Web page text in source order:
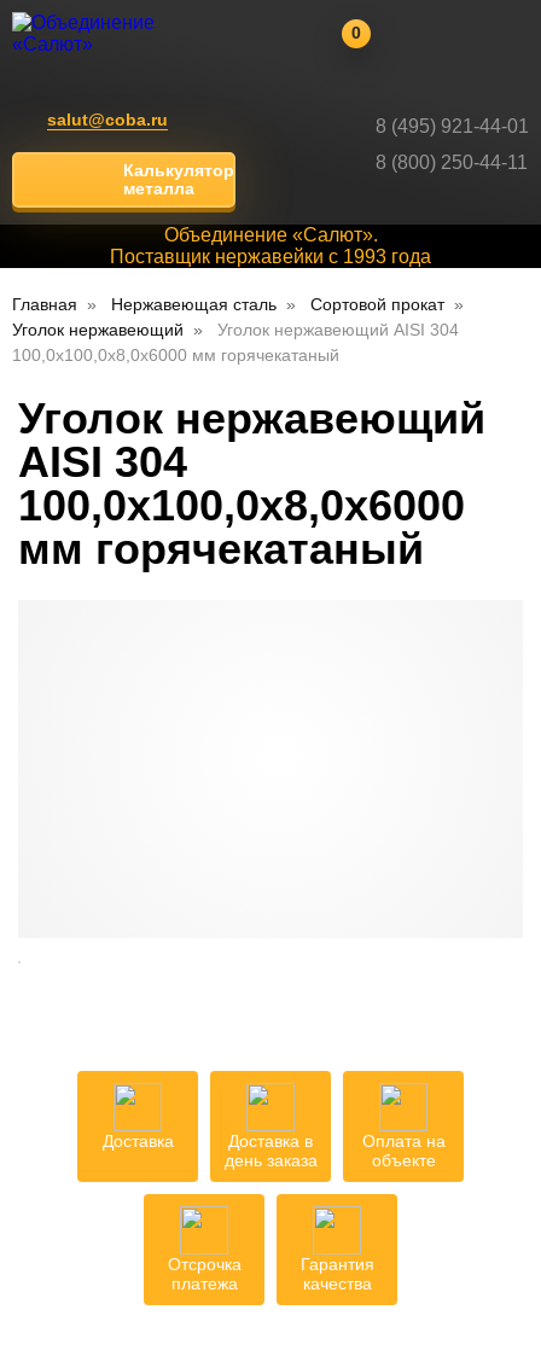
salut@coba.ru
Калькулятор
металла
8 (495) 921-44-01
8 (800) 250-44-11
0
Объединение «Салют».
Поставщик нержавейки с 1993 года
Главная Нержавеющая сталь
Сортовой прокат
Уголок нержавеющий
Уголок нержавеющий AISI 304
100,0х100,0х8,0х6000 мм горячекатаный
Уголок нержавеющий
AISI 304
100,0х100,0х8,0х6000
мм горячекатаный
Доставка
Доставка в
день заказа
Оплата на
объекте
Отсрочка
платежа
Гарантия
качества